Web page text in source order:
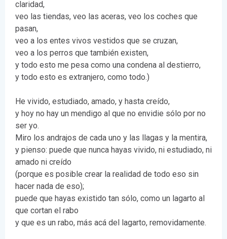
claridad,
veo las tiendas, veo las aceras, veo los coches que
pasan,
veo a los entes vivos vestidos que se cruzan,
veo a los perros que también existen,
y todo esto me pesa como una condena al destierro,
y todo esto es extranjero, como todo.)
He vivido, estudiado, amado, y hasta creído,
y hoy no hay un mendigo al que no envidie sólo por no
ser yo.
Miro los andrajos de cada uno y las llagas y la mentira,
y pienso: puede que nunca hayas vivido, ni estudiado, ni
amado ni creído
(porque es posible crear la realidad de todo eso sin
hacer nada de eso);
puede que hayas existido tan sólo, como un lagarto al
que cortan el rabo
y que es un rabo, más acá del lagarto, removidamente.